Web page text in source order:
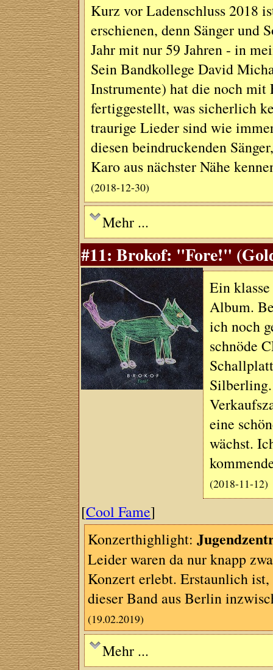
Kurz vor Ladenschluss 2018
erschienen, denn Sänger und
Jahr mit nur 59 Jahren - in
Sein Bandkollege David
Instrumente) hat die noch mit
fertiggestellt, was sicherlich
traurige Lieder sind wie
diesen beindruckenden
Karo aus nächster Nähe
(2018-12-30)
Mehr ...
#11: Brokof: "Fore!"
Ein
Album.
ich noch
schnöde
eine
wächst.
(2018-11-12)
[Cool Fame]
Konzerthighlight:
Leider waren da nur knapp
Konzert erlebt. Erstaunlich
dieser Band aus Berlin
(19.02.2019)
Mehr ...